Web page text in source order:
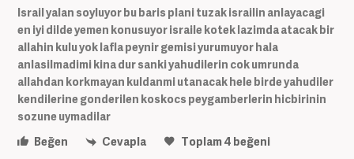
Israil yalan soyluyor bu baris plani tuzak israilin anlayacagi
en iyi dilde yemen konusuyor israile kotek lazimda atacak bir
allahin kulu yok lafla peynir gemisi yurumuyor hala
anlasilmadimi kina dur sanki yahudilerin cok umrunda
allahdan korkmayan kuldanmi utanacak hele birde yahudiler
kendilerine gonderilen koskocs peygamberlerin hicbirinin
sozune uymadilar
Beğen
Cevapla Toplam4 beğeni